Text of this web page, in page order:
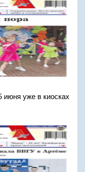
июня уже в киосках